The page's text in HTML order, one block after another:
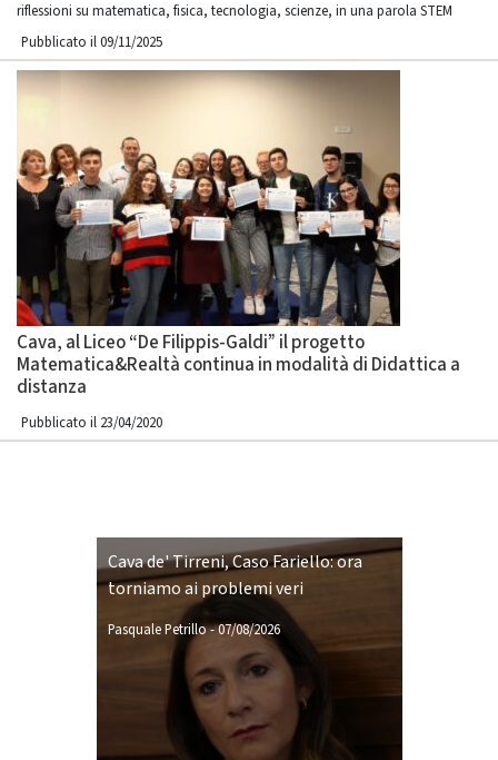
riflessioni su matematica, fisica, tecnologia, scienze, in una parola STEM
Pubblicato il 09/11/2025
Cava, al Liceo “De Filippis-Galdi” il progetto
Matematica&Realtà continua in modalità di Didattica a
distanza
Pubblicato il 23/04/2020
Cava de' Tirreni, Caso Fariello: ora
torniamo ai problemi veri
Pasquale Petrillo-07/08/2026